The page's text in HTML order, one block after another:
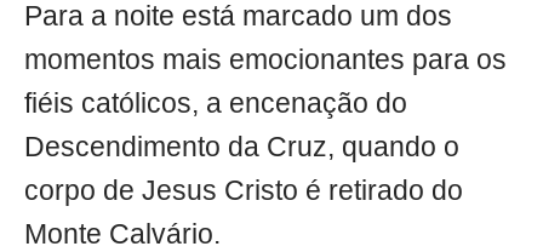
Para a noite está marcado um dos
momentos mais emocionantes para os
fiéis católicos, a encenação do
Descendimento da Cruz, quando o
corpo de Jesus Cristo é retirado do
Monte Calvário.